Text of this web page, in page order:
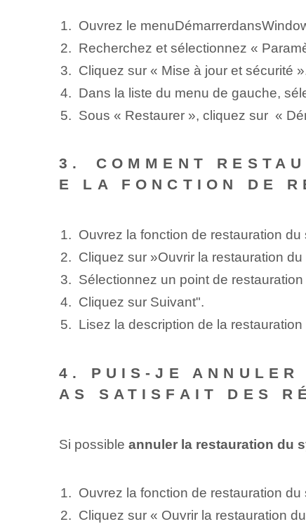
Ouvrez le
Recherchez et sélectionnez «
Cliquez‌ sur « Mise à jour et sécurité
Dans la liste du menu de gauche,
Sous « Restaurer », cliquez sur ⁢ «
3.⁤ COMMENT
E LA FONCTION DE
Ouvrez la fonction de restauration
Cliquez sur ⁢»Ouvrir la restauration
Sélectionnez un point de
Cliquez sur Suivant".
Lisez la description de la
4. PUIS-JE ANNULER
AS SATISFAIT DES
Si possible annuler la restauration du
Ouvrez la fonction de restauration
Cliquez sur « Ouvrir la restauration